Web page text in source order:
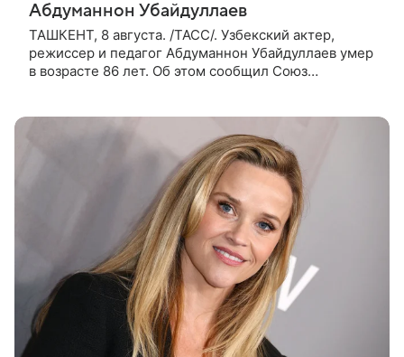
Абдуманнон Убайдуллаев
ТАШКЕНТ, 8 августа. /ТАСС/. Узбекский актер,
режиссер и педагог Абдуманнон Убайдуллаев умер
в возрасте 86 лет. Об этом сообщил Союз